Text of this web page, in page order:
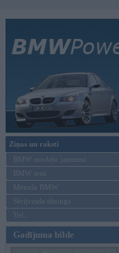
Ziņas un raksti
BMW modeļu jaunumi
BMW testi
Mēneša BMW
Sērijveida tūnings
Vel...
Gadījuma bilde